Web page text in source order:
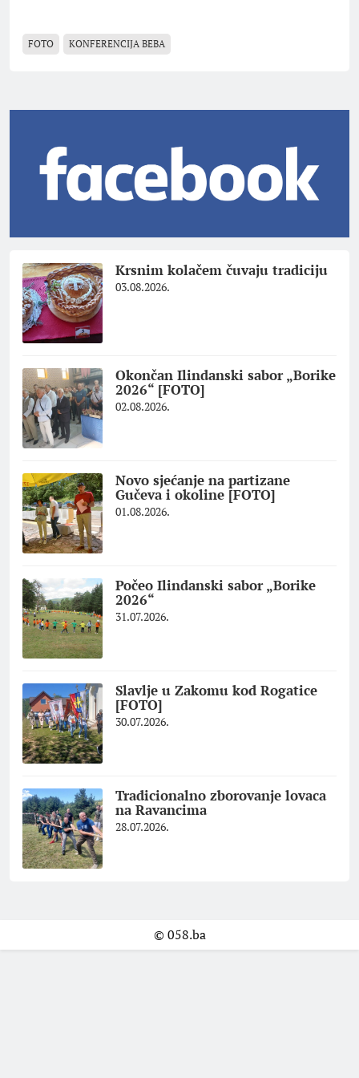
FOTO KONFERENCIJA BEBA
Krsnim kolačem čuvaju tradiciju
03.08.2026.
Okončan Ilindanski sabor „Borike
2026“ [FOTO]
02.08.2026.
Novo sjećanje na partizane
Gučeva i okoline [FOTO]
01.08.2026.
Počeo Ilindanski sabor „Borike
2026“
31.07.2026.
Slavlje u Zakomu kod Rogatice
[FOTO]
30.07.2026.
Tradicionalno zborovanje lovaca
na Ravancima
28.07.2026.
© 058.ba